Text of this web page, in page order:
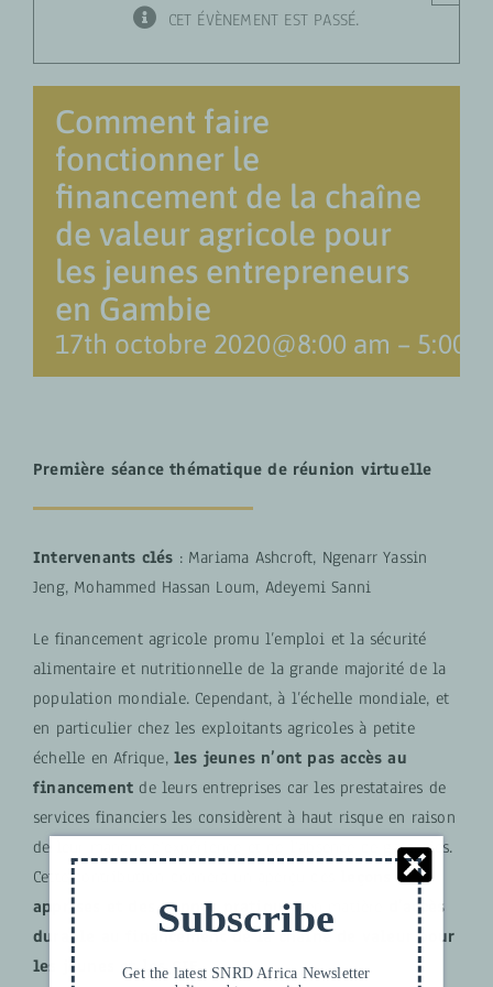
CET ÉVÈNEMENT EST PASSÉ.
Comment faire
fonctionner le
financement de la chaîne
de valeur agricole pour
les jeunes entrepreneurs
en Gambie
17th octobre 2020@8:00 am – 5:00
Première séance thématique de réunion virtuelle
Intervenants clés : Mariama Ashcroft, Ngenarr Yassin
Jeng, Mohammed Hassan Loum, Adeyemi Sanni
Le financement agricole promu l’emploi et la sécurité
alimentaire et nutritionnelle de la grande majorité de la
population mondiale. Cependant, à l’échelle mondiale, et
en particulier chez les exploitants agricoles à petite
échelle en Afrique, les jeunes n’ont pas accès au
financement de leurs entreprises car les prestataires de
services financiers les considèrent à haut risque en raison
de leur manque d’expérience et de l’absence de garanties.
Cette contribution donnera un aperçu des
apprises et des bonnes pratiquesen matière
d’accès
durable au financement de la chaîne de valeur pour
les jeunes et les GIE.
Subscribe
Get the latest SNRD Africa Newsletter